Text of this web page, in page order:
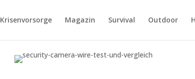
Krisenvorsorge Magazin Survival Outdoor